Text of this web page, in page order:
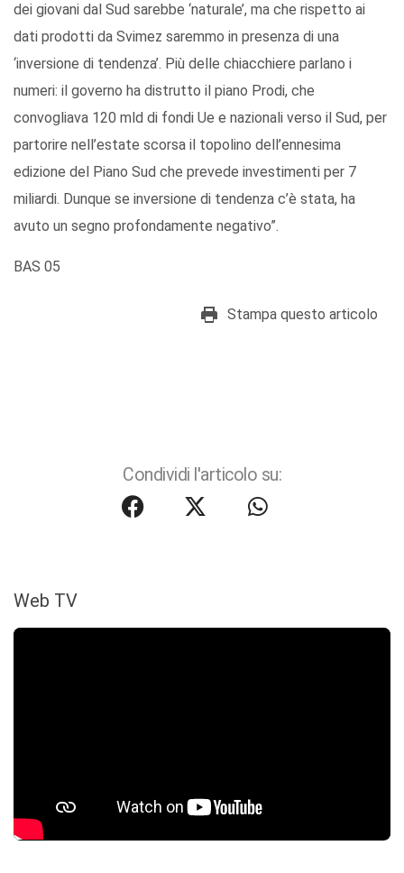
dei giovani dal Sud sarebbe ‘naturale’, ma che rispetto ai
dati prodotti da Svimez saremmo in presenza di una
‘inversione di tendenza’. Più delle chiacchiere parlano i
numeri: il governo ha distrutto il piano Prodi, che
convogliava 120 mld di fondi Ue e nazionali verso il Sud, per
partorire nell’estate scorsa il topolino dell’ennesima
edizione del Piano Sud che prevede investimenti per 7
miliardi. Dunque se inversione di tendenza c’è stata, ha
avuto un segno profondamente negativo”.
BAS 05
Stampa questo articolo
Condividi l'articolo su:
Web TV